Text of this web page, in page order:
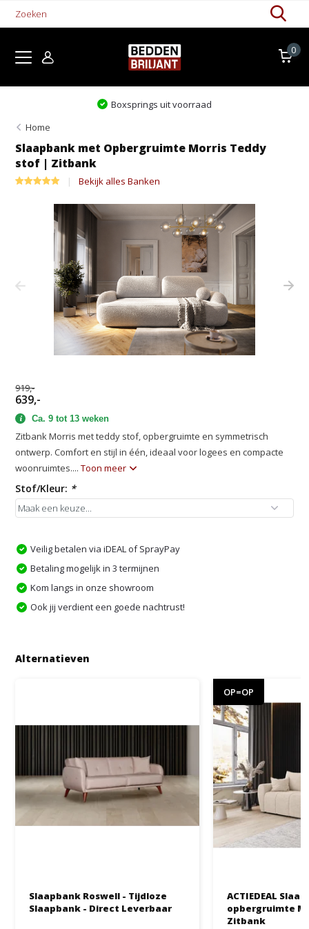
0
Boxsprings uit voorraad
Home
Slaapbank met Opbergruimte Morris Teddy
stof | Zitbank
Bekijk alles Banken
919,-
639,-
Ca. 9 tot 13 weken
Zitbank Morris met teddy stof, opbergruimte en symmetrisch
ontwerp. Comfort en stijl in één, ideaal voor logees en compacte
woonruimtes....Toon meer
Stof/Kleur: *
Veilig betalen via iDEAL of SprayPay
Betaling mogelijk in 3 termijnen
Kom langs in onze showroom
Ook jij verdient een goede nachtrust!
Alternatieven
Slaapbank Roswell - Tijdloze
Slaapbank - Direct Leverbaar
OP=OP
ACTIEDEAL
opbergruimte
Zitbank